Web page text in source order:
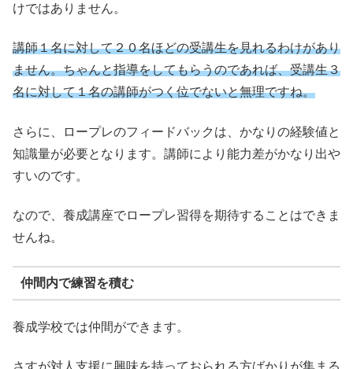
けではありません。
講師１名に対して２０名ほどの受講生を見れるわけがあり
ません。ちゃんと指導をしてもらうのであれば、受講生３
名に対して１名の講師がつく位でないと無理ですね。
さらに、ロープレのフィードバックは、かなりの経験値と
知識量が必要となります。講師により能力差がかなり出や
すいのです。
なので、養成講座でロープレ習得を期待することはできま
せんね。
仲間内で練習を積む
養成学校では仲間ができます。
さすが対人支援に興味を持っておられる方ばかりが集まる